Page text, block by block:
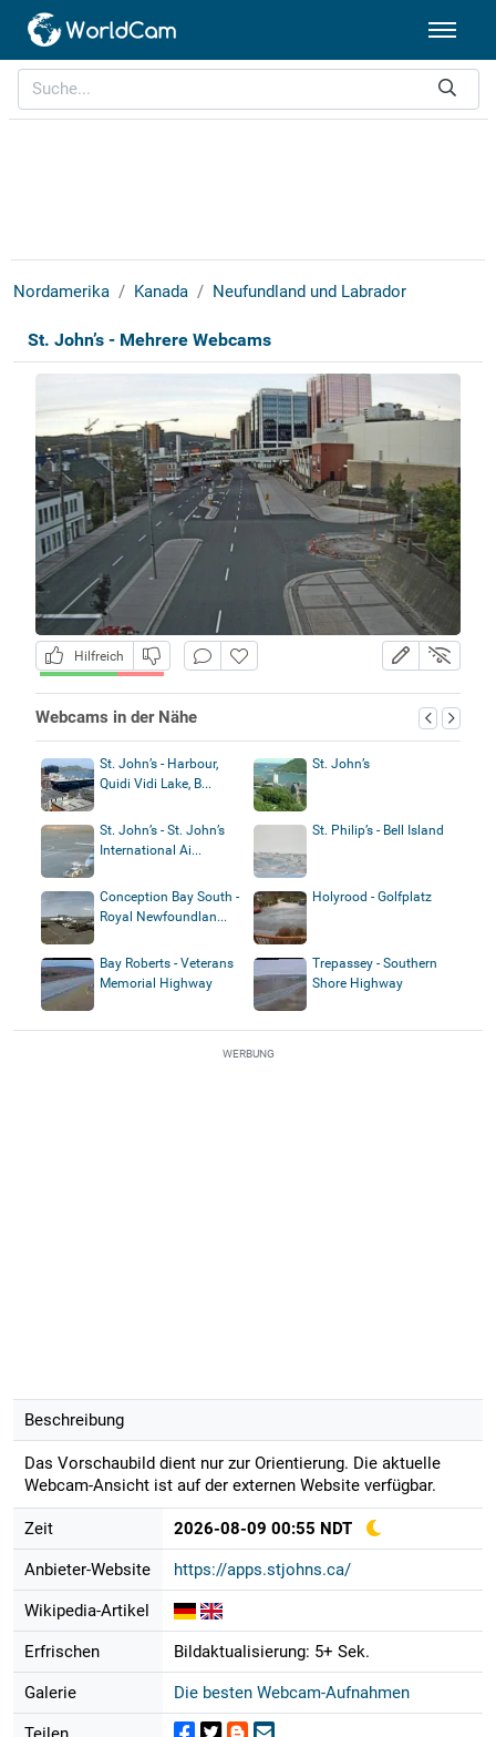
Nordamerika Kanada Neufundland und Labrador
St. John’s - Mehrere Webcams
Hilfreich
Webcams in der Nähe
St. John’s - Harbour,
Quidi Vidi Lake, B...
St. John’s
St. John’s - St. John’s
International Ai...
St. Philip’s - Bell Island
Conception Bay South -
Royal Newfoundlan...
Holyrood - Golfplatz
Bay Roberts - Veterans
Memorial Highway
Trepassey - Southern
Shore Highway
WERBUNG
Beschreibung
Das Vorschaubild dient nur zur Orientierung. Die aktuelle
Webcam-Ansicht ist auf der externen Website verfügbar.
Zeit 2026-08-09 00:55 NDT
Anbieter-Website https://apps.stjohns.ca/
Wikipedia-Artikel
Erfrischen Bildaktualisierung: 5+ Sek.
Galerie Die besten Webcam-Aufnahmen